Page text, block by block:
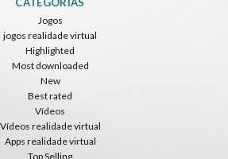
CATEGORIAS
Jogos
jogos realidade virtual
Highlighted
Most downloaded
New
Best rated
Vídeos
Vídeos realidade virtual
Apps realidade virtual
Top Selling